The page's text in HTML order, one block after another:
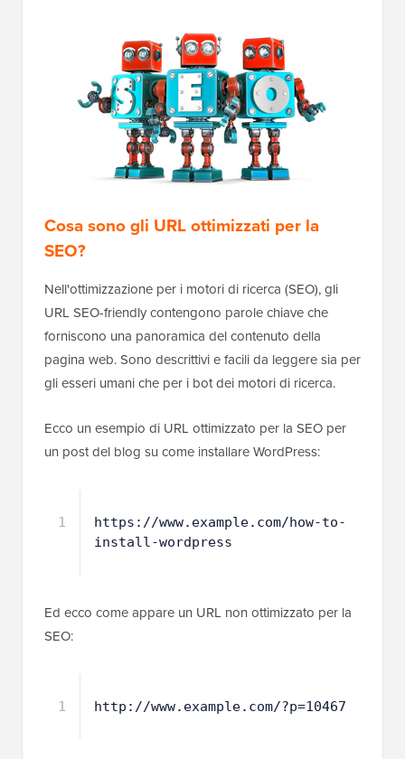
Cosa sono gli URL ottimizzati per la
SEO?
Nell'ottimizzazione per i motori di ricerca (SEO), gli
URL SEO-friendly contengono parole chiave che
forniscono una panoramica del contenuto della
pagina web. Sono descrittivi e facili da leggere sia per
gli esseri umani che per i bot dei motori di ricerca.
Ecco un esempio di URL ottimizzato per la SEO per
un post del blog su come installare WordPress:
1
https://www.example.com/how-to-
install-wordpress
Ed ecco come appare un URL non ottimizzato per la
SEO:
1 http://www.example.com/?p=10467